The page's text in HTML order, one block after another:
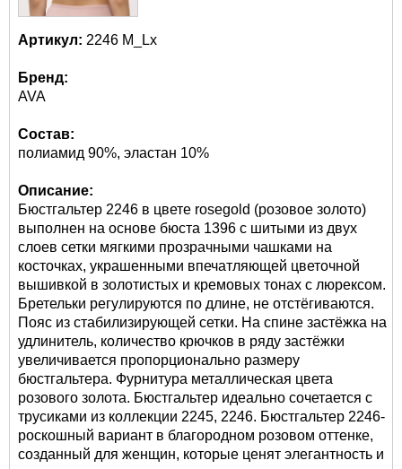
Артикул: 2246 M_Lx
Бренд:
AVA
Состав:
полиамид 90%, эластан 10%
Описание:
Бюстгальтер 2246 в цвете rosegold (розовое золото)
выполнен на основе бюста 1396 с шитыми из двух
слоев сетки мягкими прозрачными чашками на
косточках, украшенными впечатляющей цветочной
вышивкой в золотистых и кремовых тонах с люрексом.
Бретельки регулируются по длине, не отстёгиваются.
Пояс из стабилизирующей сетки. На спине застёжка на
удлинитель, количество крючков в ряду застёжки
увеличивается пропорционально размеру
бюстгальтера. Фурнитура металлическая цвета
розового золота. Бюстгальтер идеально сочетается с
трусиками из коллекции 2245, 2246. Бюстгальтер 2246-
роскошный вариант в благородном розовом оттенке,
созданный для женщин, которые ценят элегантность и